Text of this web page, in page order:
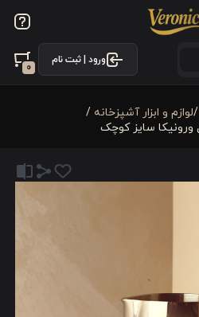
ورود | ثبت نام
0
/لوازم و ابزار آشپزخانه /